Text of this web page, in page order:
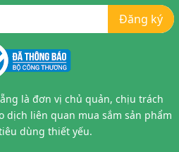
Đăng ký
là đơn vị chủ quản, chịu trách
dịch liên quan mua sắm sản phẩm
dùng thiết yếu.